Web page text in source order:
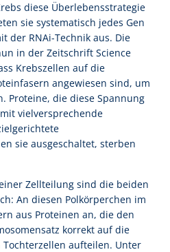
diese Überlebensstrategie
sie systematisch jedes Gen
der RNAi-Technik aus. Die
in der Zeitschrift Science
Krebszellen auf die
angewiesen sind, um
Proteine, die diese Spannung
vielversprechende
sie ausgeschaltet, sterben
Zellteilung sind die beiden
An diesen Polkörperchen im
aus Proteinen an, die den
korrekt auf die
aufteilen. Unter